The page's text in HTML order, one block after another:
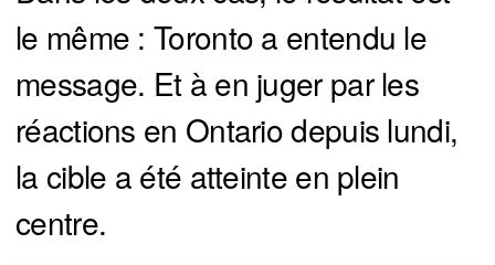
le même : Toronto a entendu le
message. Et à en juger par les
réactions en Ontario depuis lundi,
la cible a été atteinte en plein
centre.